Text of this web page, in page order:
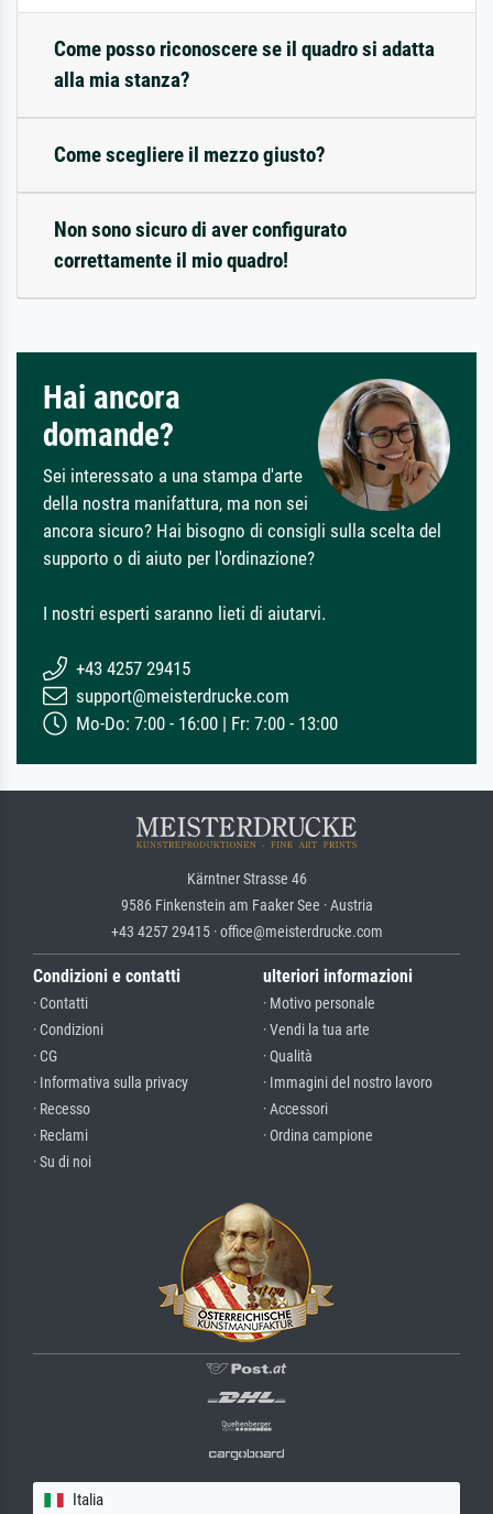
Come posso riconoscere se il quadro si adatta
alla mia stanza?
Come scegliere il mezzo giusto?
Non sono sicuro di aver configurato
correttamente il mio quadro!
Hai ancora
domande?
Sei interessato a una stampa d'arte
della nostra manifattura, ma non sei
ancora sicuro? Hai bisogno di consigli sulla scelta del
supporto o di aiuto per l'ordinazione?
I nostri esperti saranno lieti di aiutarvi.
+43 4257 29415
support@meisterdrucke.com
Mo-Do: 7:00 - 16:00 | Fr: 7:00 - 13:00
Kärntner Strasse 46
9586 Finkenstein am Faaker See · Austria
+43 4257 29415 · office@meisterdrucke.com
Condizioni e contatti
· Contatti
· Condizioni
· CG
· Informativa sulla privacy
· Recesso
· Reclami
· Su di noi
ulteriori informazioni
· Motivo personale
· Vendi la tua arte
· Qualità
· Immagini del nostro lavoro
· Accessori
· Ordina campione
Italia